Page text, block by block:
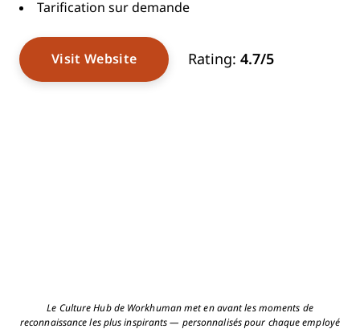
Tarification sur demande
Visit Website Rating: 4.7/5
Le Culture Hub de Workhuman met en avant les moments de
reconnaissance les plus inspirants — personnalisés pour chaque employé